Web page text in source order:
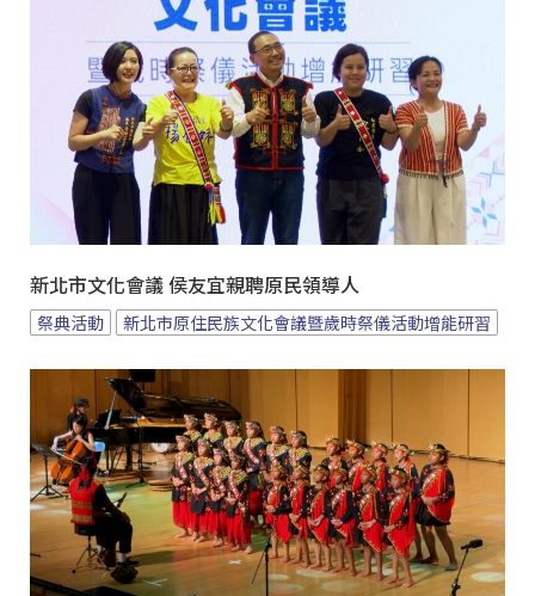
新北市文化會議 侯友宜親聘原民領導人
祭典活動 新北市原住民族文化會議暨歲時祭儀活動增能研習